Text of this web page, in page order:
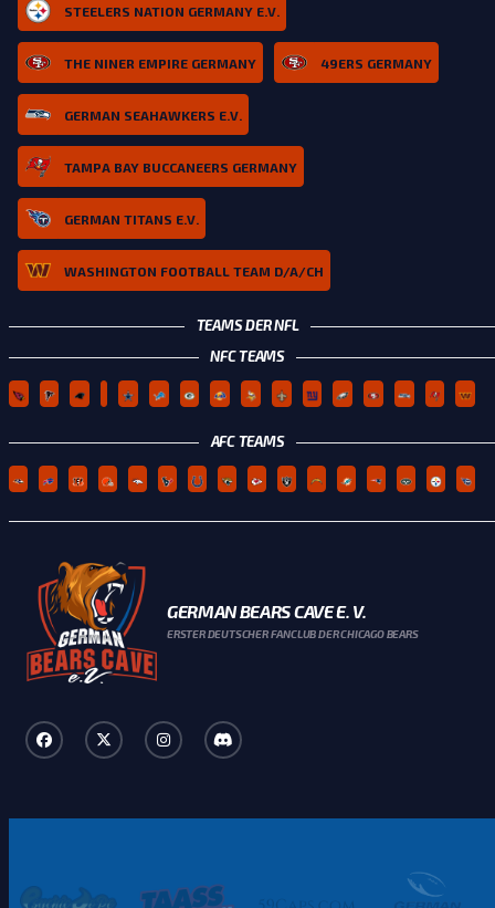
STEELERS NATION GERMANY E.V.
THE NINER EMPIRE GERMANY 49ERS GERMANY
GERMAN SEAHAWKERS E.V.
TAMPA BAY BUCCANEERS GERMANY
GERMAN TITANS E.V.
WASHINGTON FOOTBALL TEAM D/A/CH
TEAMS DER NFL
NFC TEAMS
AFC TEAMS
GERMAN BEARS CAVE E. V.
ERSTER DEUTSCHER FANCLUB DER CHICAGO BEARS